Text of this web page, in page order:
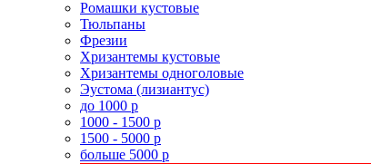
Ромашки кустовые
Тюльпаны
Фрезии
Хризантемы кустовые
Хризантемы одноголовые
Эустома (лизиантус)
до 1000 р
1000 - 1500 р
1500 - 5000 р
больше 5000 р